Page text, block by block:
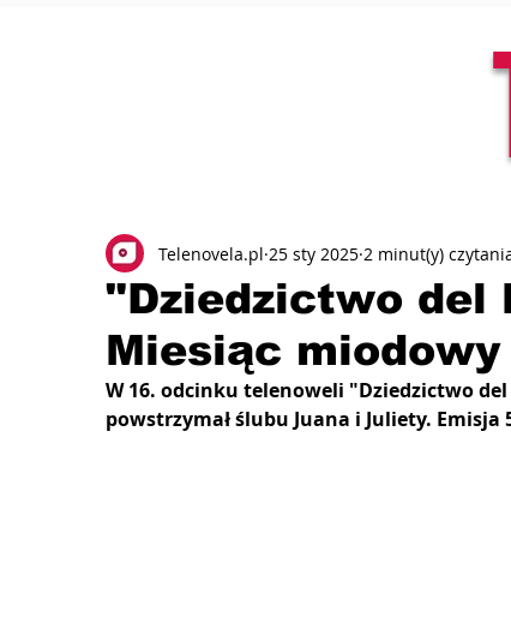
"Dziedzictwo del
Miesiąc miodowy
Telenovela.pl 25 sty 2025 2 minut(y)
W 16. odcinku telenoweli "Dziedzictwo
powstrzymał ślubu Juana i Juliety. Emisja